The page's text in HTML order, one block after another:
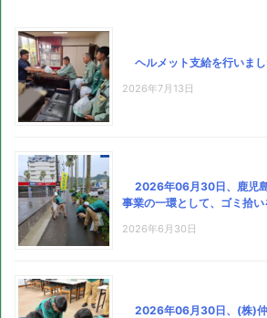
ヘルメット支給を行いまし
2026年7月13日
2026年06月30日、鹿児
事業の一環として、ゴミ拾い
2026年6月30日
2026年06月30日、(株)